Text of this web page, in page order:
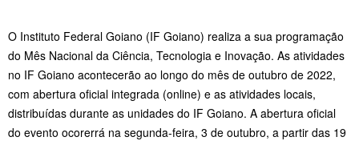
O Instituto Federal Goiano (IF Goiano) realiza a sua programação
do Mês Nacional da Ciência, Tecnologia e Inovação. As atividades
no IF Goiano acontecerão ao longo do mês de outubro de 2022,
com abertura oficial integrada (online) e as atividades locais,
distribuídas durante as unidades do IF Goiano. A abertura oficial
do evento ocorerrá na segunda-feira, 3 de outubro, a partir das 19